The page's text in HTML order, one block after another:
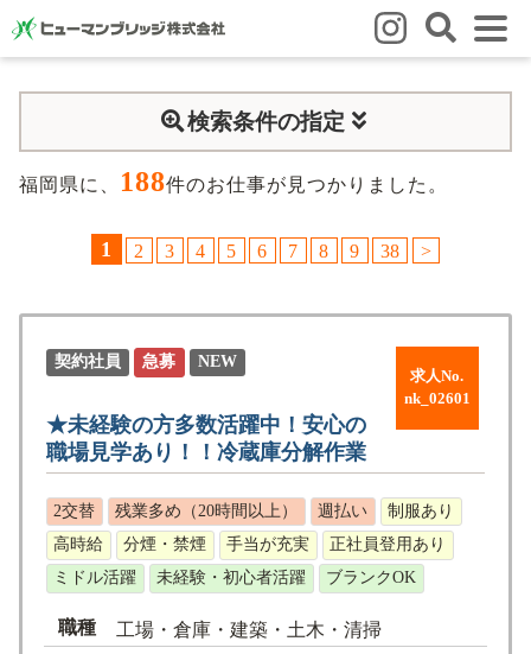
はじめての方
3つの強み いろいろな働き方
就業までの流れ HBのイイネ！
スタッフの方
お友だち紹介キャンペーン
会社概要
会社概要 事業所のご案内
求人検索
検索条件の指定
福岡県に、 188件のお仕事が見つかりました。
1 2 3 4 5 6 7 8 9 38 >
求人No.
nk_02601
契約社員 急募 NEW
★未経験の方多数活躍中！安心の
職場見学あり！！冷蔵庫分解作業
2交替 残業多め（20時間以上） 週払い
制服あり
高時給
分煙・禁煙 手当が充実
正社員登用あり
ミドル活躍
未経験・初心者活躍 ブランクOK
職種 工場・倉庫・建築・土木・清掃